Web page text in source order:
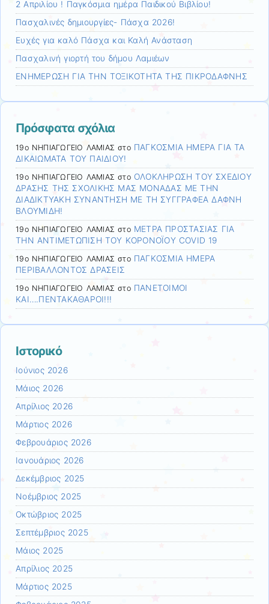
2 Απριλίου ! Παγκόσμια ημέρα Παιδικού Βιβλίου!
Πασχαλινές δημιουργίες- Πάσχα 2026!
Ευχές για καλό Πάσχα και Καλή Ανάσταση
Πασχαλινή γιορτή του δήμου Λαμιέων
ΕΝΗΜΕΡΩΣΗ ΓΙΑ ΤΗΝ ΤΟΞΙΚΟΤΗΤΑ ΤΗΣ ΠΙΚΡΟΔΑΦΝΗΣ
Πρόσφατα σχόλια
19ο ΝΗΠΙΑΓΩΓΕΙΟ ΛΑΜΙΑΣ στο ΠΑΓΚΟΣΜΙΑ ΗΜΕΡΑ ΓΙΑ ΤΑ
ΔΙΚΑΙΩΜΑΤΑ ΤΟΥ ΠΑΙΔΙΟΥ!
19ο ΝΗΠΙΑΓΩΓΕΙΟ ΛΑΜΙΑΣ στο ΟΛΟΚΛΗΡΩΣΗ ΤΟΥ ΣΧΕΔΙΟΥ
ΔΡΑΣΗΣ ΤΗΣ ΣΧΟΛΙΚΗΣ ΜΑΣ ΜΟΝΑΔΑΣ ΜΕ ΤΗΝ
ΔΙΑΔΙΚΤΥΑΚΗ ΣΥΝΑΝΤΗΣΗ ΜΕ ΤΗ ΣΥΓΓΡΑΦΕΑ ΔΑΦΝΗ
ΒΛΟΥΜΙΔΗ!
19ο ΝΗΠΙΑΓΩΓΕΙΟ ΛΑΜΙΑΣ στο ΜΕΤΡΑ ΠΡΟΣΤΑΣΙΑΣ ΓΙΑ
ΤΗΝ ΑΝΤΙΜΕΤΩΠΙΣΗ ΤΟΥ ΚΟΡΟΝΟΪΟΥ COVID 19
19ο ΝΗΠΙΑΓΩΓΕΙΟ ΛΑΜΙΑΣ στο ΠΑΓΚΟΣΜΙΑ ΗΜΕΡΑ
ΠΕΡΙΒΑΛΛΟΝΤΟΣ ΔΡΑΣΕΙΣ
19ο ΝΗΠΙΑΓΩΓΕΙΟ ΛΑΜΙΑΣ στο ΠΑΝΕΤΟΙΜΟΙ
ΚΑΙ….ΠΕΝΤΑΚΑΘΑΡΟΙ!!!
Ιστορικό
Ιούνιος 2026
Μάιος 2026
Απρίλιος 2026
Μάρτιος 2026
Φεβρουάριος 2026
Ιανουάριος 2026
Δεκέμβριος 2025
Νοέμβριος 2025
Οκτώβριος 2025
Σεπτέμβριος 2025
Μάιος 2025
Απρίλιος 2025
Μάρτιος 2025